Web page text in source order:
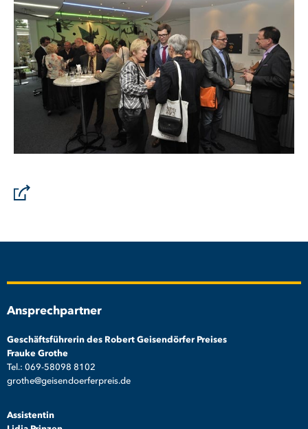
Ansprechpartner
Geschäftsführerin des Robert Geisendörfer Preises
Frauke Grothe
Tel.: 069-58098 8102
grothe@geisendoerferpreis.de
Assistentin